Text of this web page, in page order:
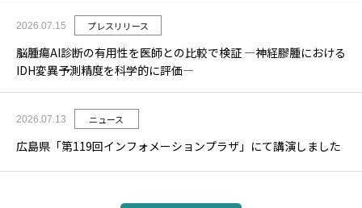
2026.07.15 プレスリリース
脳腫瘍AI診断の有用性を医師との比較で検証 ―神経膠腫における
IDH変異予測精度を科学的に評価―
2026.07.13 ニュース
広島県「第119回インフォメーションプラザ」にて講演しました